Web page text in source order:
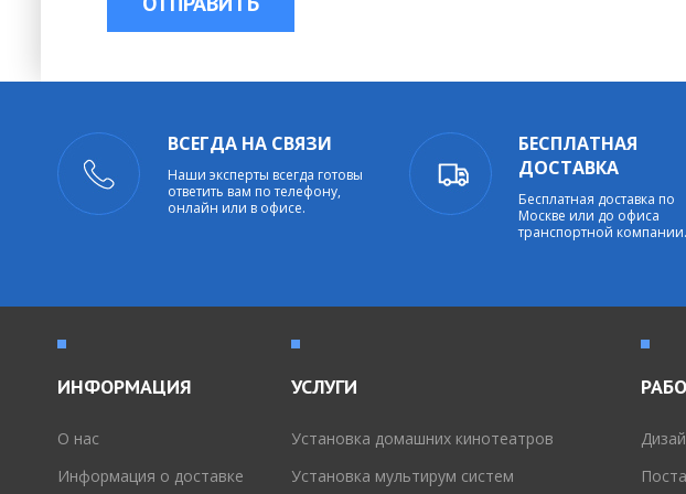
ВСЕГДА НА СВЯЗИ
Наши эксперты всегда готовы
ответить вам по телефону,
онлайн или в офисе.
БЕСПЛАТНАЯ
ДОСТАВКА
Бесплатная доставка по
Москве или до офиса
транспортной компании.
ИНФОРМАЦИЯ
O нас
Информация о доставке
УСЛУГИ
Установка домашних кинотеатров
Установка мультирум систем